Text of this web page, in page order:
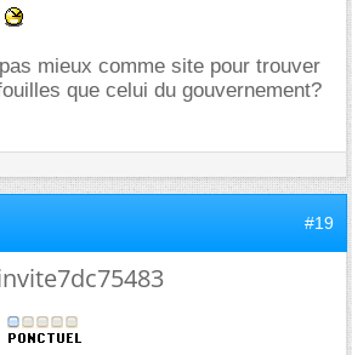
mieux comme site pour trouver
que celui du gouvernement?
#19